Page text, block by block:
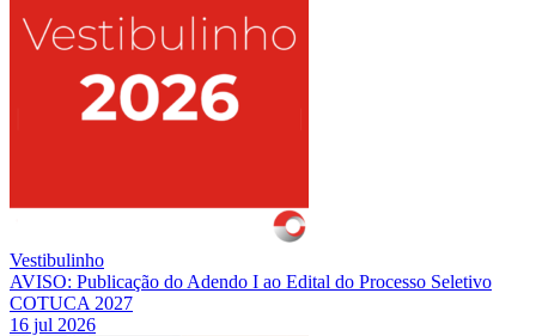
Vestibulinho
AVISO: Publicação do Adendo I ao Edital do Processo Seletivo
COTUCA 2027
16 jul 2026